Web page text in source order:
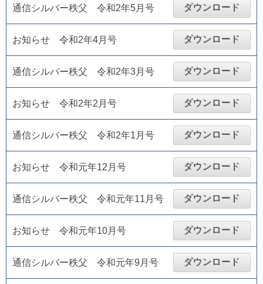
通信シルバー秩父 令和2年5月号 ダウンロード
お知らせ 令和2年4月号 ダウンロード
通信シルバー秩父 令和2年3月号 ダウンロード
お知らせ 令和2年2月号 ダウンロード
通信シルバー秩父 令和2年1月号 ダウンロード
お知らせ 令和元年12月号 ダウンロード
通信シルバー秩父 令和元年11月号 ダウンロード
お知らせ 令和元年10月号 ダウンロード
通信シルバー秩父 令和元年9月号 ダウンロード